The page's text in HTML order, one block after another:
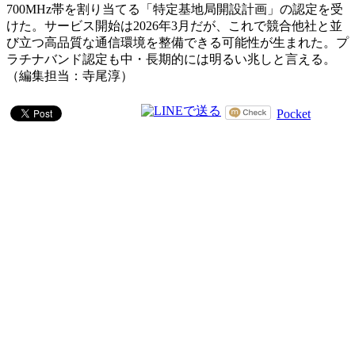
700MHz帯を割り当てる「特定基地局開設計画」の認定を受
けた。サービス開始は2026年3月だが、これで競合他社と並
び立つ高品質な通信環境を整備できる可能性が生まれた。プ
ラチナバンド認定も中・長期的には明るい兆しと言える。
（編集担当：寺尾淳）
Pocket